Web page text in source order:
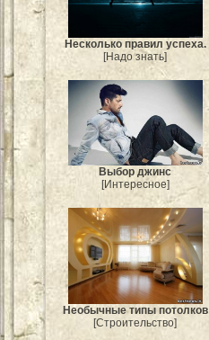
Несколько правил успеха.
[Надо знать]
Выбор джинс
[Интересное]
Необычные типы потолков
[Строительство]